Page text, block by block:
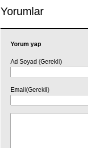
Yorumlar
Yorum yap
Ad Soyad (Gerekli)
Email(Gerekli)